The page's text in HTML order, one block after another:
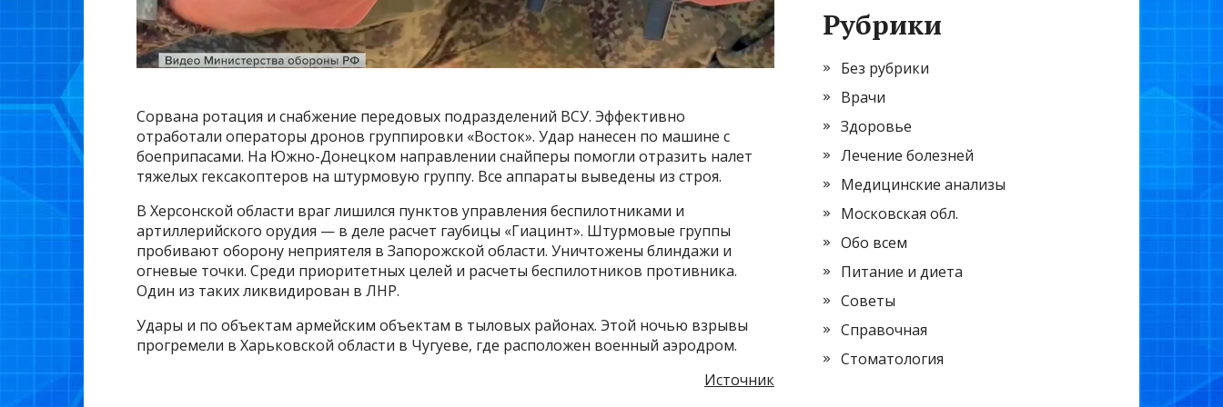
Сорвана ротация и снабжение передовых подразделений ВСУ. Эффективно
отработали операторы дронов группировки «Восток». Удар нанесен по машине с
боеприпасами. На Южно-Донецком направлении снайперы помогли отразить налет
тяжелых гексакоптеров на штурмовую группу. Все аппараты выведены из строя.
В Херсонской области враг лишился пунктов управления беспилотниками и
артиллерийского орудия — в деле расчет гаубицы «Гиацинт». Штурмовые группы
пробивают оборону неприятеля в Запорожской области. Уничтожены блиндажи и
огневые точки. Среди приоритетных целей и расчеты беспилотников противника.
Один из таких ликвидирован в ЛНР.
Удары и по объектам армейским объектам в тыловых районах. Этой ночью взрывы
прогремели в Харьковской области в Чугуеве, где расположен военный аэродром.
Источник
Рубрики
Без рубрики
Врачи
Здоровье
Лечение болезней
Медицинские анализы
Московская обл.
Обо всем
Питание и диета
Советы
Справочная
Стоматология